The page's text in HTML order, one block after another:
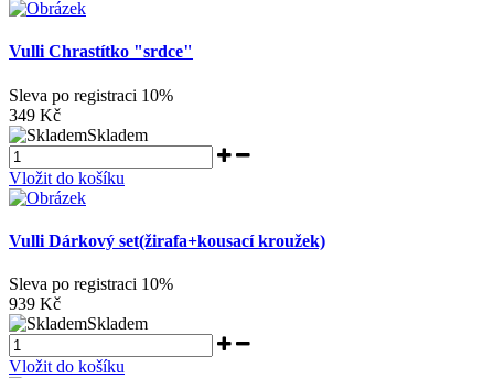
Vulli Chrastítko "srdce"
Sleva po registraci 10%
349 Kč
Skladem
Vložit do košíku
Vulli Dárkový set(žirafa+kousací kroužek)
Sleva po registraci 10%
939 Kč
Skladem
Vložit do košíku